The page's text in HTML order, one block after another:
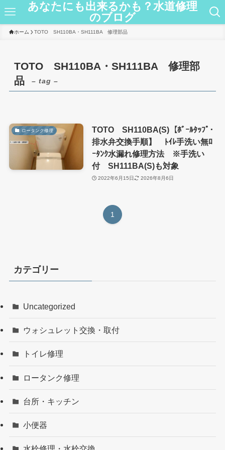
あなたにも出来るかも？水道修理
のブログ
ホーム TOTO SH110BA・SH111BA 修理部品
TOTO SH110BA・SH111BA 修理部
品
– tag –
ロータンク修理
TOTO SH110BA(S)【ﾎﾞｰﾙﾀｯﾌﾟ･
排水弁交換手順】 ﾄｲﾚ手洗い無ﾛ
ｰﾀﾝｸ水漏れ修理方法 ※手洗い
付 SH111BA(S)も対象
2022年6月15日 2026年8月6日
1
カテゴリー
Uncategorized
ウォシュレット交換・取付
トイレ修理
ロータンク修理
台所・キッチン
小便器